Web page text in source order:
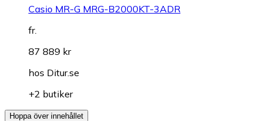
Casio MR-G MRG-B2000KT-3ADR
fr.
87 889 kr
hos Ditur.se
+2 butiker
Hoppa över innehållet